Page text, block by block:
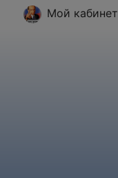
Мой кабинет